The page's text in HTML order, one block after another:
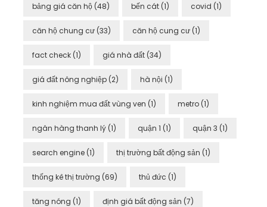
bảng giá căn hộ (48) bến cát (1) covid (1)
căn hộ chung cư (33) căn hộ cung cư (1)
fact check (1) giá nhà đất (34)
giá đất nông nghiệp (2) hà nội (1)
kinh nghiệm mua đất vùng ven (1) metro (1)
ngân hàng thanh lý (1) quận 1 (1) quận 3 (1)
search engine (1) thị trường bất động sản (1)
thống kê thị trường (69) thủ đức (1)
tăng nóng (1) định giá bất động sản (7)